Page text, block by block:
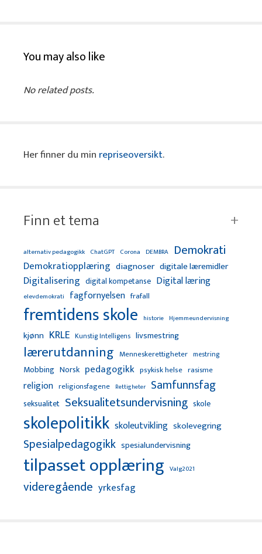
You may also like
No related posts.
Her finner du min repriseoversikt.
Finn et tema
alternativ pedagogikk ChatGPT Corona DEMBRA Demokrati
Demokratiopplæring diagnoser digitale læremidler
Digitalisering digital kompetanse Digital læring
elevdemokrati fagfornyelsen frafall
fremtidens skole historie Hjemmeundervisning
kjønn KRLE Kunstig Intelligens livsmestring
lærerutdanning Menneskerettigheter mestring
Mobbing Norsk pedagogikk psykisk helse rasisme
religion religionsfagene Rettigheter Samfunnsfag
seksualitet Seksualitetsundervisning skole
skolepolitikk skoleutvikling skolevegring
Spesialpedagogikk spesialundervisning
tilpasset opplæring Valg2021
videregående yrkesfag